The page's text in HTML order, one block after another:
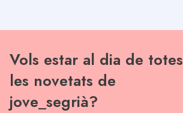
Vols estar al dia de totes
les novetats de
jove_segrià?